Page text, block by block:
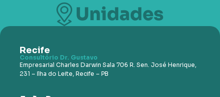
Recife
Consultório Dr. Gustavo
Empresarial Charles Darwin Sala 706 R. Sen. José Henrique,
231 – Ilha do Leite, Recife – PB